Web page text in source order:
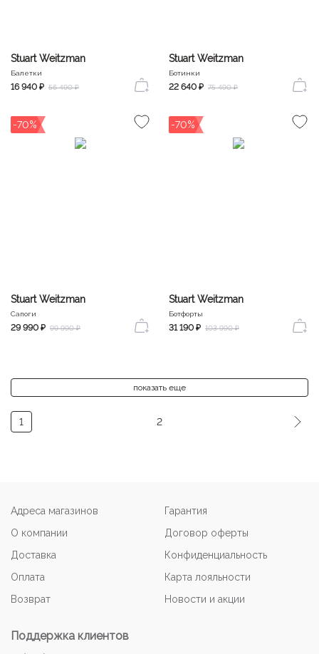
Stuart Weitzman
Балетки
16 940 ₽ 56 490 ₽
Stuart Weitzman
Ботинки
22 640 ₽ 75 490 ₽
-70%
Stuart Weitzman
Сапоги
29 990 ₽ 99 990 ₽
-70%
Stuart Weitzman
Ботфорты
31 190 ₽ 103 990 ₽
показать еще
1 2
Адреса магазинов
О компании
Доставка
Оплата
Возврат
Гарантия
Договор оферты
Конфиденциальность
Карта лояльности
Новости и акции
Поддержка клиентов